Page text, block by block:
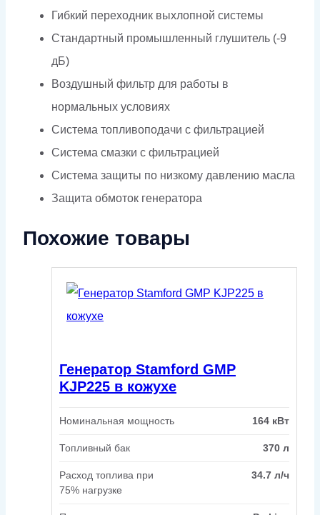
Гибкий переходник выхлопной системы
Стандартный промышленный глушитель (-9
дБ)
Воздушный фильтр для работы в
нормальных условиях
Система топливоподачи с фильтрацией
Система смазки с фильтрацией
Система защиты по низкому давлению масла
Защита обмоток генератора
Похожие товары
Генератор Stamford GMP
KJP225 в кожухе
Номинальная мощность 164 кВт
Топливный бак 370 л
Расход топлива при
75% нагрузке
34.7 л/ч